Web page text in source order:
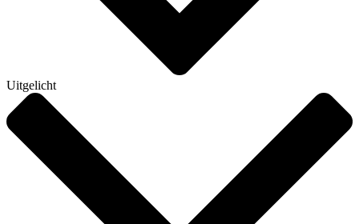
Uitgelicht